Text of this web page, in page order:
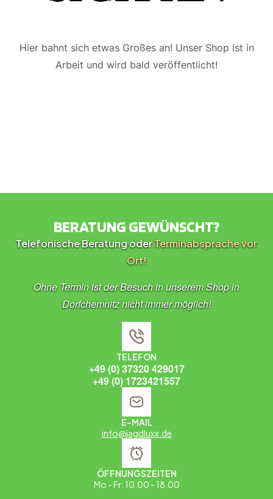
Hier bahnt sich etwas Großes an! Unser Shop ist in
Arbeit und wird bald veröffentlicht!
BERATUNG GEWÜNSCHT?
Telefonische Beratung oderTerminabsprache vor
Ort!
Ohne Termin ist der Besuch in unserem Shop in
Dorfchemnitz nicht immer möglich!
TELEFON
+49 (0) 37320 429017
+49 (0) 1723421557
E-MAIL
info@jagdluxx.de
ÖFFNUNGSZEITEN
Mo - Fr: 10.00 - 18.00